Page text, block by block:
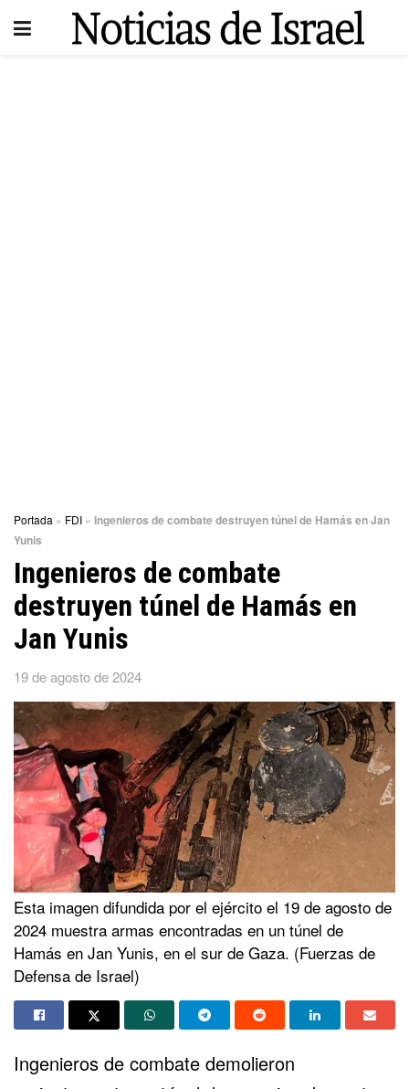
Portada » FDI » Ingenieros de combate destruyen túnel de Hamás en Jan
Yunis
Ingenieros de combate
destruyen túnel de Hamás en
Jan Yunis
19 de agosto de 2024
Esta imagen difundida por el ejército el 19 de agosto de
2024 muestra armas encontradas en un túnel de
Hamás en Jan Yunis, en el sur de Gaza. (Fuerzas de
Defensa de Israel)
Ingenieros de combate demolieron